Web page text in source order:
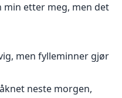
etter meg, men det
men fylleminner gjør
neste morgen,